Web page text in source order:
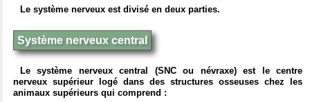
Le système nerveux est divisé en deux parties.
Système nerveux central
Le système nerveux central (SNC ou névraxe) est le centre
nerveux supérieur logé dans des structures osseuses chez les
animaux supérieurs qui comprend :